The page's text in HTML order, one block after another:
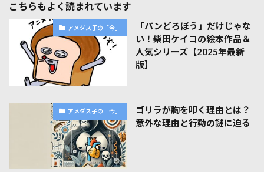
こちらもよく読まれています
アメダス子の「今」
「パンどろぼう」だけじゃな
い！柴田ケイコの絵本作品＆
人気シリーズ【2025年最新
版】
アメダス子の「今」
ゴリラが胸を叩く理由とは？
意外な理由と行動の謎に迫る